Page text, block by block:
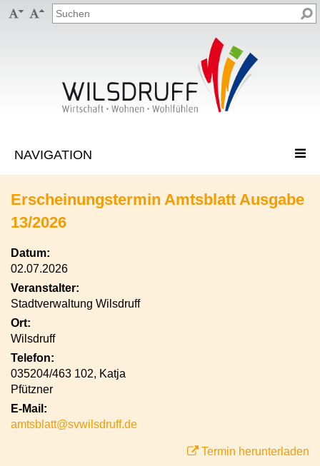
 
Erscheinungstermin Amtsblatt Ausgabe
13/2026
Datum:
02.07.2026
Veranstalter:
Stadtverwaltung Wilsdruff
Ort:
Wilsdruff
Telefon:
035204/463 102, Katja
Pfützner
E-Mail:
amtsblatt@svwilsdruff.de
Termin herunterladen